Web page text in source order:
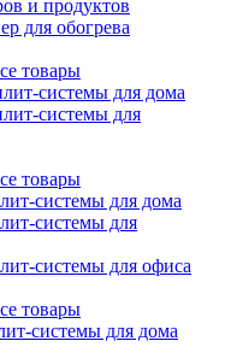
и продуктов
для обогрева
товары
системы для дома
системы для
товары
системы для дома
системы для
системы для офиса
товары
системы для дома